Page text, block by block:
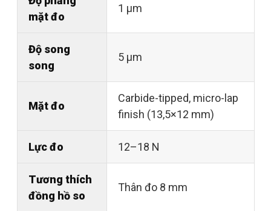
mặt đo
1 µm
Độ song
song
5 µm
Mặt đo
Carbide-tipped, micro-lap
finish (13,5×12 mm)
Lực đo 12–18 N
Tương thích
đồng hồ so
Thân đo 8 mm